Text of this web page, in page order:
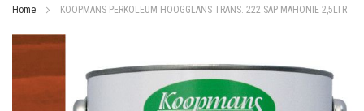
de
inhoud
Home KOOPMANS PERKOLEUM HOOGGLANS TRANS. 222 SAP MAHONIE 2,5LTR
Ga
het